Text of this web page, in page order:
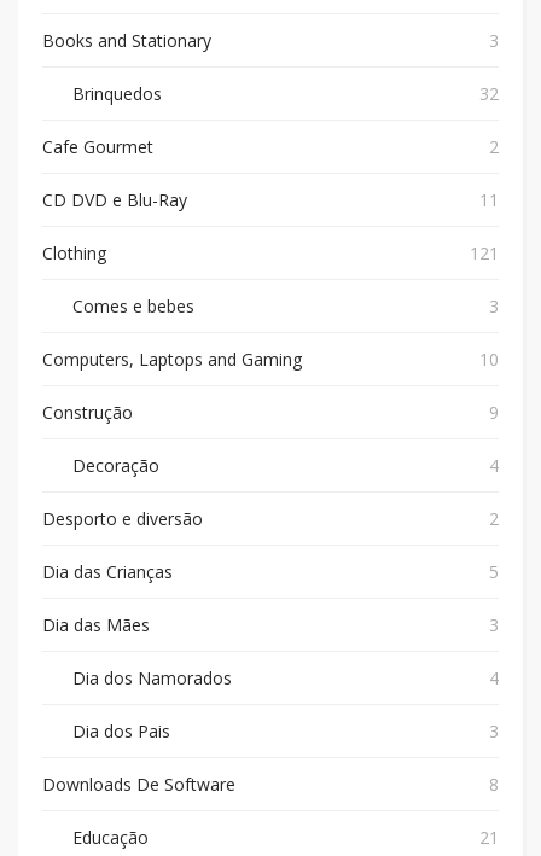
Books and Stationary 3
Brinquedos 32
Cafe Gourmet 2
CD DVD e Blu-Ray 11
Clothing 121
Comes e bebes 3
Computers, Laptops and Gaming 10
Construção 9
Decoração 4
Desporto e diversão 2
Dia das Crianças 5
Dia das Mães 3
Dia dos Namorados 4
Dia dos Pais 3
Downloads De Software 8
Educação 21